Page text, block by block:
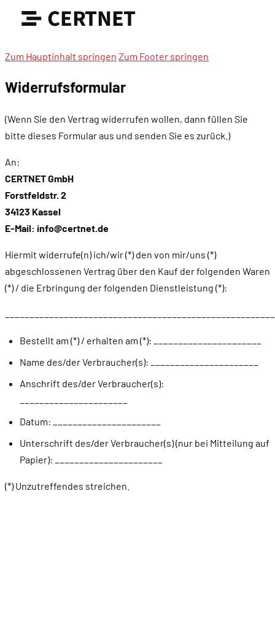
Zum Hauptinhalt springen Zum Footer springen
CERTNET
Widerrufsformular
(Wenn Sie den Vertrag widerrufen wollen, dann füllen Sie
bitte dieses Formular aus und senden Sie es zurück.)
An:
CERTNET GmbH
Forstfeldstr. 2
34123 Kassel
E-Mail: info@certnet.de
Hiermit widerrufe(n) ich/wir (*) den von mir/uns (*)
abgeschlossenen Vertrag über den Kauf der folgenden Waren
(*) / die Erbringung der folgenden Dienstleistung (*):
Bestellt am (*) / erhalten am (*): ______________________
Name des/der Verbraucher(s): ______________________
Anschrift des/der Verbraucher(s):
Datum: ______________________
Unterschrift des/der Verbraucher(s) (nur bei Mitteilung auf
Papier): ______________________
(*) Unzutreffendes streichen.